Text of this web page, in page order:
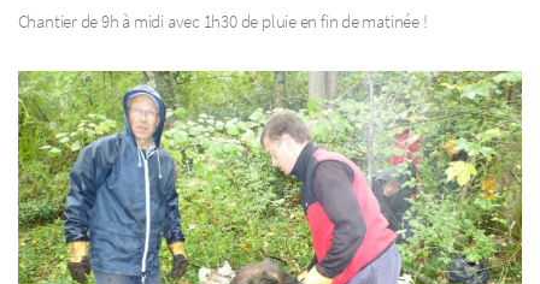
Chantier de 9h à midi avec 1h30 de pluie en fin de matinée !